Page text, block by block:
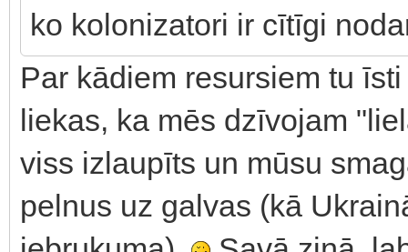
ko kolonizatori ir cītīgi
Par kādiem resursiem tu
liekas, ka mēs dzīvojam
viss izlaupīts un mūsu
pelnus uz galvas (kā